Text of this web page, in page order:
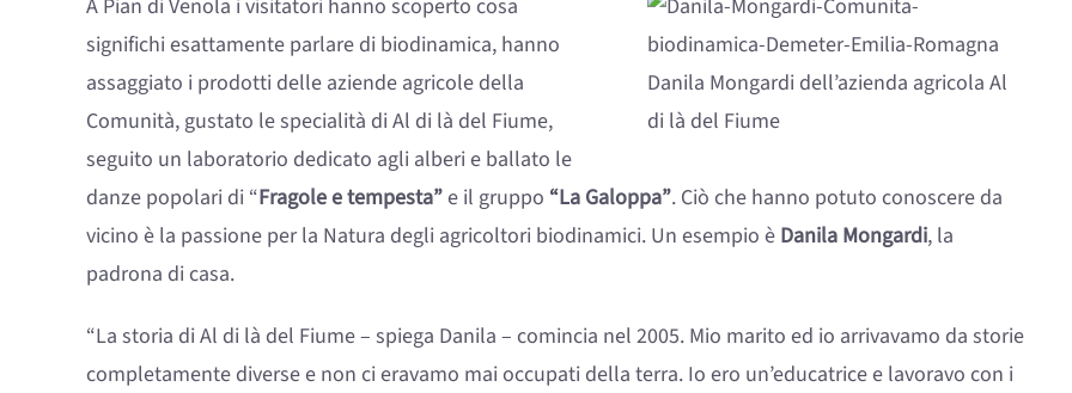
Danila Mongardi dell’azienda agricola Al
di là del Fiume
A Pian di Venola i visitatori hanno scoperto cosa
significhi esattamente parlare di biodinamica, hanno
assaggiato i prodotti delle aziende agricole della
Comunità, gustato le specialità di Al di là del Fiume,
seguito un laboratorio dedicato agli alberi e ballato le
danze popolari di “Fragole e tempesta”e il gruppo “La Galoppa”. Ciò che hanno potuto conoscere da
vicino è la passione per la Natura degli agricoltori biodinamici. Un esempio è Danila Mongardi, la
padrona di casa.
“La storia di Al di là del Fiume – spiega Danila – comincia nel 2005. Mio marito ed io arrivavamo da storie
completamente diverse e non ci eravamo mai occupati della terra. Io ero un’educatrice e lavoravo con i